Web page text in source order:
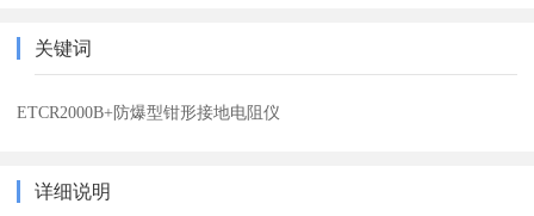
关键词
ETCR2000B+防爆型钳形接地电阻仪
详细说明